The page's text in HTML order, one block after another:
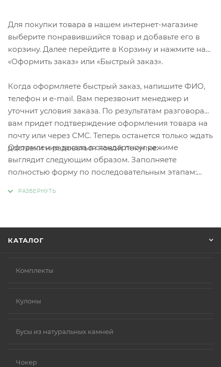
Для покупки товара в нашем интернет-магазине
выберите понравившийся товар и добавьте его в
корзину. Далее перейдите в Корзину и нажмите на
«Оформить заказ» или «Быстрый заказ».
Когда оформляете быстрый заказ, напишите ФИО,
телефон и e-mail. Вам перезвонит менеджер и
уточнит условия заказа. По результатам разговора
вам придет подтверждение оформления товара на
почту или через СМС. Теперь останется только ждать
доставки и радоваться новой покупке.
Оформление заказа в стандартном режиме
выглядит следующим образом. Заполняете
полностью форму по последовательным этапам:
КАТАЛОГ
Комплекты
Кулоны
Бусы из натуральных камней
Чокер